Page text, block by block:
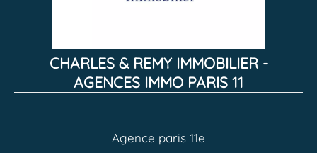
CHARLES & REMY IMMOBILIER -
AGENCES IMMO PARIS 11
Agence paris 11e